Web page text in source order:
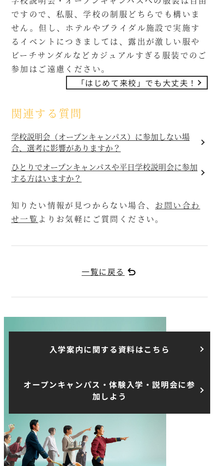
ですので、私服、学校の制服どちらでも構いま
せん。但し、ホテルやブライダル施設で実施す
るイベントにつきましては、露出が激しい服や
ビーチサンダルなどカジュアルすぎる服装でのご
参加はご遠慮ください。
「はじめて来校」でも大丈夫！
関連する質問
学校説明会（オープンキャンパス）に参加しない場
合、選考に影響がありますか？
ひとりでオープンキャンパスや平日学校説明会に参加
する方はいますか？
知りたい情報が見つからない場合、 お問い合わ
せ一覧 よりお気軽にご質問ください。
一覧に戻る
入学案内に関する資料はこちら
オープンキャンパス・体験入学・説明会に参
加しよう